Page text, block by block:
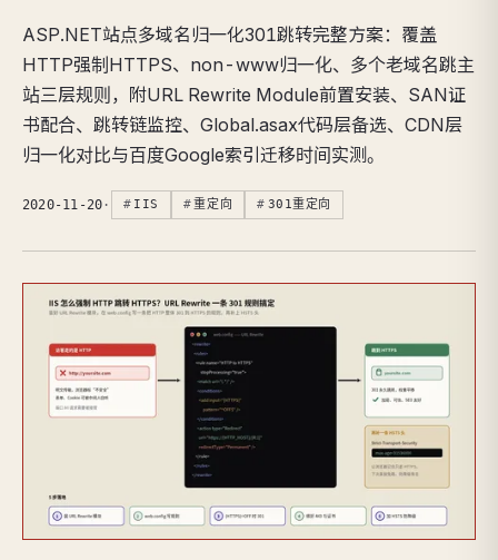
ASP.NET站点多域名归一化301跳转完整方案：覆盖
HTTP强制HTTPS、non-www归一化、多个老域名跳主
站三层规则，附URL Rewrite Module前置安装、SAN证
书配合、跳转链监控、Global.asax代码层备选、CDN层
归一化对比与百度Google索引迁移时间实测。
2020-11-20 · IIS 重定向 301重定向